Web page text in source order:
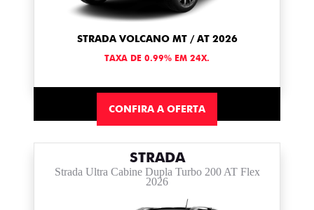
STRADA VOLCANO MT / AT 2026
TAXA DE 0.99% EM 24X.
CONFIRA A OFERTA
STRADA
Strada Ultra Cabine Dupla Turbo 200 AT Flex
2026